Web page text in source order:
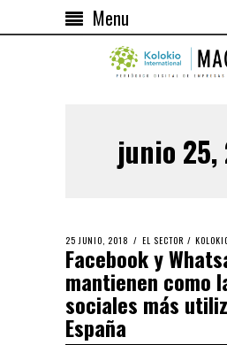
Menu
junio 25,
25 JUNIO, 2018 EL SECTOR /
Facebook y
mantienen como
sociales más
España